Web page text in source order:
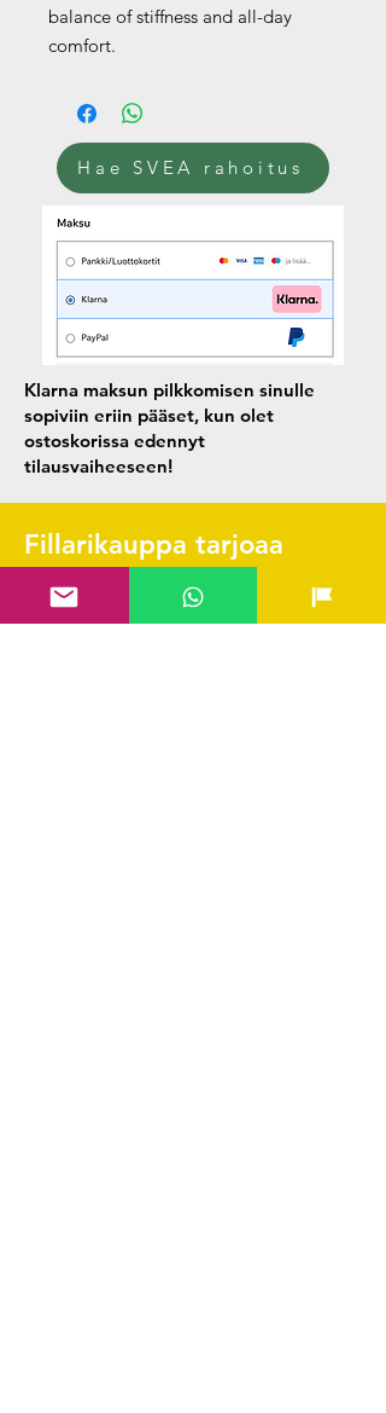
balance of stiffness and all-day
comfort.
Hae SVEA rahoitus
Klarna maksun pilkkomisen sinulle
sopiviin eriin pääset, kun olet
ostoskorissa edennyt
tilausvaiheeseen!
Fillarikauppa tarjoaa
sinulle kaiken tarvitsemasi
pyöräilyyn.